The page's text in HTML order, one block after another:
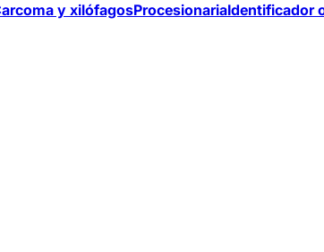
y xilófagosProcesionariaIdentificador